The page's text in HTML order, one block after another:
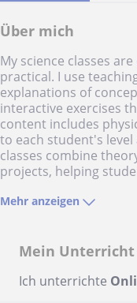
Über mich
My science classes
practical. I use
explanations of
interactive exercises
content includes
to each student's level
classes combine
projects, helping
Mehr anzeigen
Mein Unterricht
Ich unterrichte